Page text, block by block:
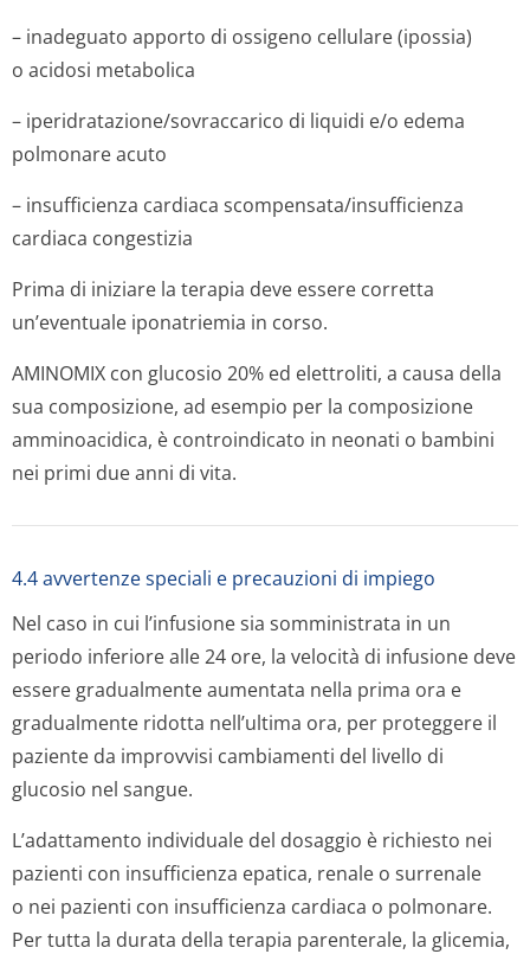
– inadeguato apporto di ossigeno cellulare (ipossia)
o acidosi metabolica
– iperidratazio­ne/sovraccari­co di liquidi e/o edema
polmonare acuto
– insufficienza cardiaca scompensata/in­sufficienza
cardiaca congestizia
Prima di iniziare la terapia deve essere corretta
un’eventuale iponatriemia in corso.
AMINOMIX con glucosio 20% ed elettroliti, a causa della
sua composizione, ad esempio per la composizione
amminoacidica, è controindicato in neonati o bambini
nei primi due anni di vita.
4.4 avvertenze speciali e precauzioni di impiego
Nel caso in cui l’infusione sia somministrata in un
periodo inferiore alle 24 ore, la velocità di infusione deve
essere gradualmente aumentata nella prima ora e
gradualmente ridotta nell’ultima ora, per proteggere il
paziente da improvvisi cambiamenti del livello di
glucosio nel sangue.
L’adattamento individuale del dosaggio è richiesto nei
pazienti con insufficienza epatica, renale o surrenale
o nei pazienti con insufficienza cardiaca o polmonare.
Per tutta la durata della terapia parenterale, la glicemia,